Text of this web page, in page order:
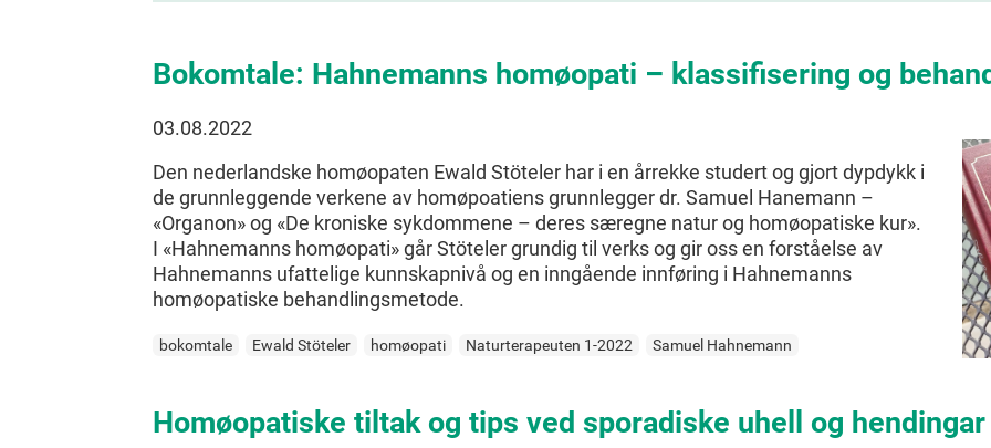
Bokomtale: Hahnemanns homøopati – klassifisering og
03.08.2022
Den nederlandske homøopaten Ewald Stöteler har i en årrekke studert og gjort dypdykk i
de grunnleggende verkene av homøpoatiens grunnlegger dr. Samuel Hanemann –
«Organon» og «De kroniske sykdommene – deres særegne natur og homøopatiske kur».
I «Hahnemanns homøopati» går Stöteler grundig til verks og gir oss en forståelse av
Hahnemanns ufattelige kunnskapnivå og en inngående innføring i Hahnemanns
homøopatiske behandlingsmetode.
bokomtale Ewald Stöteler homøopati Naturterapeuten 1-2022 Samuel Hahnemann
Homøopatiske tiltak og tips ved sporadiske uhell og